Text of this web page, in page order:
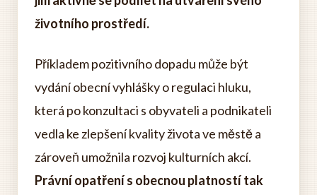
životního prostředí.
Příkladem pozitivního dopadu může být
vydání obecní vyhlášky o regulaci hluku,
která po konzultaci s obyvateli a podnikateli
vedla ke zlepšení kvality života ve městě a
zároveň umožnila rozvoj kulturních akcí.
Právní opatření s obecnou platností tak